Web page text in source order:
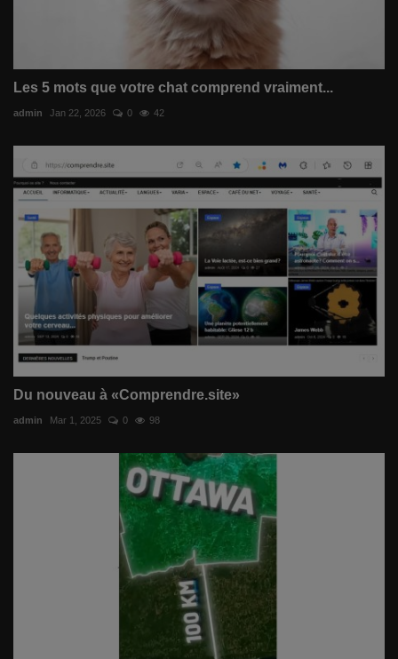
Les 5 mots que votre chat comprend vraiment...
admin Jan 22, 2026 0 42
Du nouveau à «Comprendre.site»
admin Mar 1, 2025 0 98